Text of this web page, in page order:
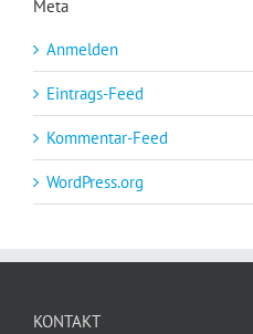
Meta
Anmelden
Eintrags-Feed
Kommentar-Feed
WordPress.org
KONTAKT